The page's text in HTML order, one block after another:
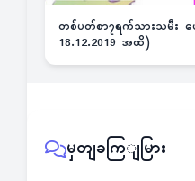
တစ်ပတ်စာ၇ရက်သားသမီး ဟ
18.12.2019 အထိ)
မှတျခကြျမြား